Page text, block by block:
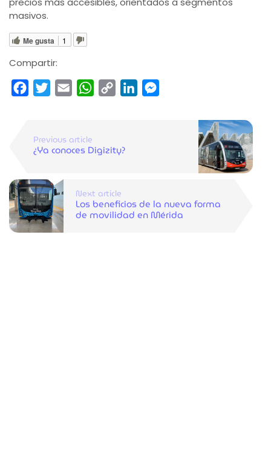
masivos.
Me gusta 1
Compartir:
FacebookTwitterEmail WhatsApp
Copy
LinkedIn
Previous article
¿Ya conoces Digizity?
Next article
Los beneficios de la nueva forma
de movilidad en Mérida